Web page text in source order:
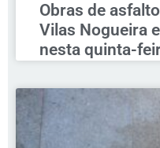
Obras de
Vilas Nogueira
nesta quinta-